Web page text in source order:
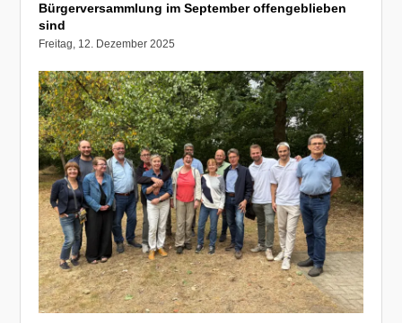
Bürgerversammlung im September offengeblieben
sind
Freitag, 12. Dezember 2025